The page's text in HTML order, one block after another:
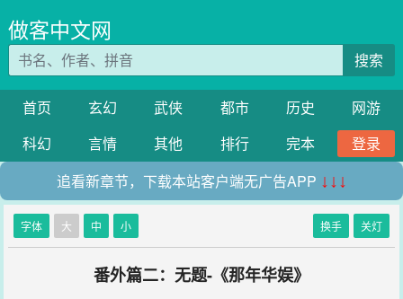
做客中文网
搜索
首页 玄幻 武侠 都市 历史
网游
科幻
言情 其他 排行 完本
登录
追看新章节，下载本站客户端无广告APP ↓↓↓
字体 大 中 小 换手 关灯
番外篇二：无题-《那年华娱》